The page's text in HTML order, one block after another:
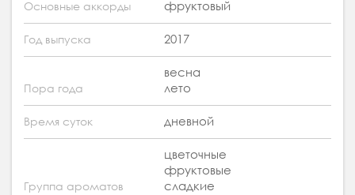
Основные аккорды
фруктовый
Год выпуска 2017
Пора года
весна
лето
Время суток дневной
Группа ароматов
цветочные
фруктовые
сладкие